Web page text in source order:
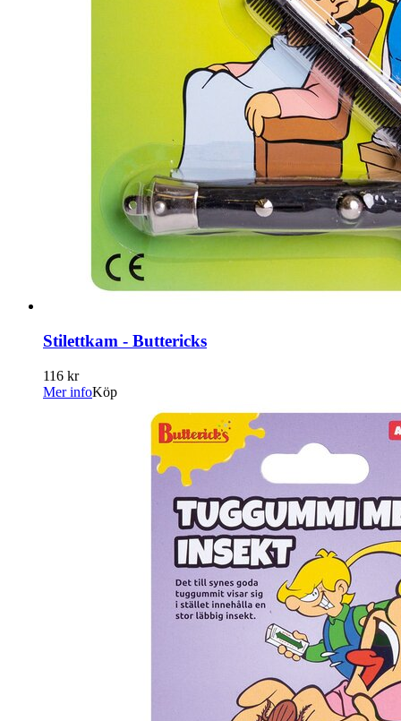
Stilettkam - Buttericks
116 kr
Mer infoKöp